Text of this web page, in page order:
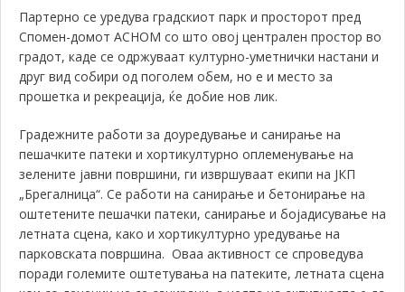
Партерно се уредува градскиот парк и просторот пред
Спомен-домот АСНОМ со што овој централен простор во
градот, каде се одржуваат културно-уметнички настани и
друг вид собири од поголем обем, но е и место за
прошетка и рекреација, ќе добие нов лик.
Градежните работи за доуредување и санирање на
пешачките патеки и хортикултурно оплеменување на
зелените јавни површини, ги извршуваат екипи на ЈКП
„Брегалница“. Се работи на санирање и бетонирање на
оштетените пешачки патеки, санирање и бојадисување на
летната сцена, како и хортикултурно уредување на
парковската површина. Оваа активност се спроведува
поради големите оштетувања на патеките, летната сцена